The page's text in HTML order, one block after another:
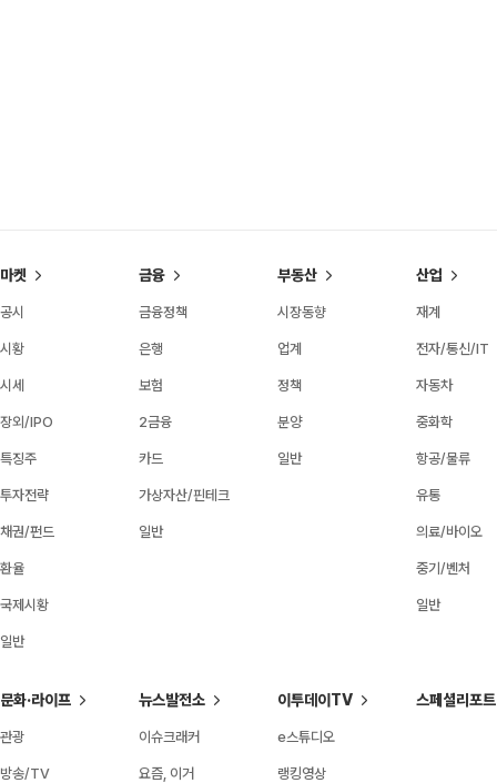
마켓
공시
시황
시세
장외/IPO
특징주
투자전략
채권/펀드
환율
국제시황
일반
금융
금융정책
은행
보험
2금융
카드
가상자산/핀테크
일반
부동산
시장동향
업계
정책
분양
일반
산업
재계
전자/통신/IT
자동차
중화학
항공/물류
유통
의료/바이오
중기/벤처
일반
문화·라이프
관광
방송/TV
뉴스발전소
이슈크래커
요즘, 이거
이투데이TV
e스튜디오
랭킹영상
스페셜리포트